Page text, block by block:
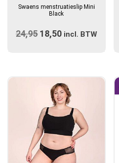
heeft
variaties.
gekozen
worden
op
de
productpagina
Swaens menstruatieslip Mini
Black
24,95 Oorspronkelijke
18,50 Huidige
incl. BTW